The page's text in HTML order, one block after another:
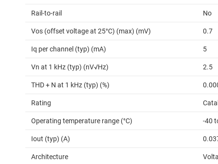
Rail-to-rail No
Vos (offset voltage at 25°C) (max) (mV) 0.7
Iq per channel (typ) (mA) 5
Vn at 1 kHz (typ) (nV√Hz) 2.5
THD + N at 1 kHz (typ) (%)
Rating
Operating temperature range (°C) -40
Iout (typ) (A)
Architecture